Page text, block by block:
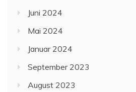
Juni 2024
Mai 2024
Januar 2024
September 2023
August 2023